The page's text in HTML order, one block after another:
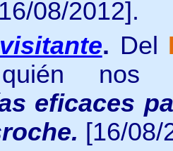
08/2012].
. Del
quién nos
eficaces
[16/08/